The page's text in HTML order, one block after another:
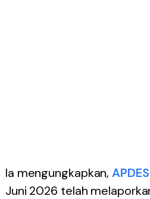
Ia mengungkapkan,
Juni 2026 telah